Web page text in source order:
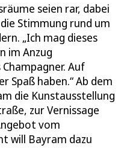
seien rar, dabei
Stimmung rund um
„Ich mag dieses
im Anzug
Auf
Spaß haben.“ Ab dem
die Kunstausstellung
zur Vernissage
vom
will Bayram dazu